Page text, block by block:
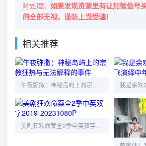
时处理。 如果发现资源里有让加微信号
的全部无视，谨防上当受骗！
相关推荐